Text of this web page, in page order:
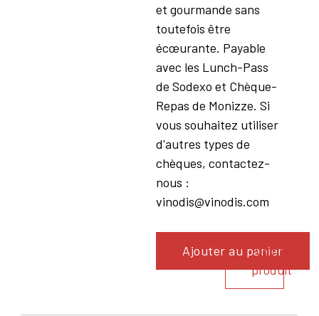
et gourmande sans
toutefois être
écœurante. Payable
avec les Lunch-Pass
de Sodexo et Chèque-
Repas de Monizze. Si
vous souhaitez utiliser
d'autres types de
chèques, contactez-
nous :
vinodis@vinodis.com
Ajouter au panier
Voir le
produit